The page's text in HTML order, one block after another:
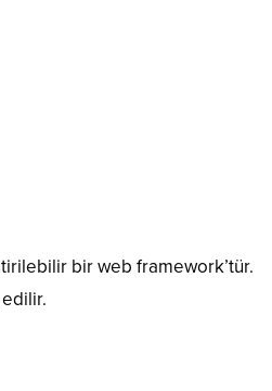
bir web framework’tür.